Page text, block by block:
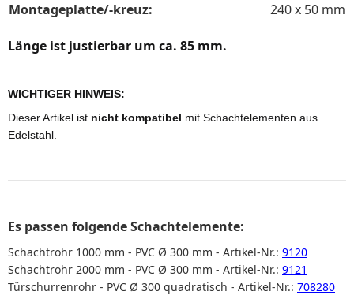
Montageplatte/-kreuz: 240 x 50 mm
Länge ist justierbar um ca. 85 mm.
WICHTIGER HINWEIS:
Dieser Artikel ist nicht kompatibel mit Schachtelementen aus
Edelstahl.
Es passen folgende Schachtelemente:
Schachtrohr 1000 mm - PVC Ø 300 mm - Artikel-Nr.: 9120
Schachtrohr 2000 mm - PVC Ø 300 mm - Artikel-Nr.: 9121
Türschurrenrohr - PVC Ø 300 quadratisch - Artikel-Nr.: 708280